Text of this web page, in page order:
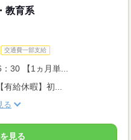
教育系
交通費一部支給
30 【1ヵ月単...
有給休暇】初...
る
見る